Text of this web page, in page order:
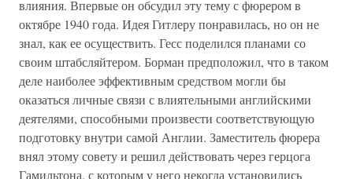
влияния. Впервые он обсудил эту тему с фюрером в
октябре 1940 года. Идея Гитлеру понравилась, но он не
знал, как ее осуществить. Гесс поделился планами со
своим штабсляйтером. Борман предположил, что в таком
деле наиболее эффективным средством могли бы
оказаться личные связи с влиятельными английскими
деятелями, способными произвести соответствующую
подготовку внутри самой Англии. Заместитель фюрера
внял этому совету и решил действовать через герцога
Гамильтона, с которым у него некогда установились